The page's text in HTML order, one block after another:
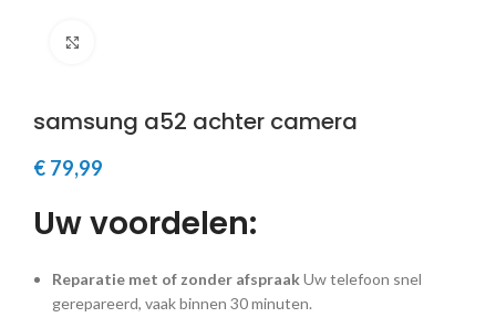
samsung a52 achter camera
€ 79,99
Uw voordelen:
Reparatie met of zonder afspraakUw telefoon snel
gerepareerd, vaak binnen 30 minuten.